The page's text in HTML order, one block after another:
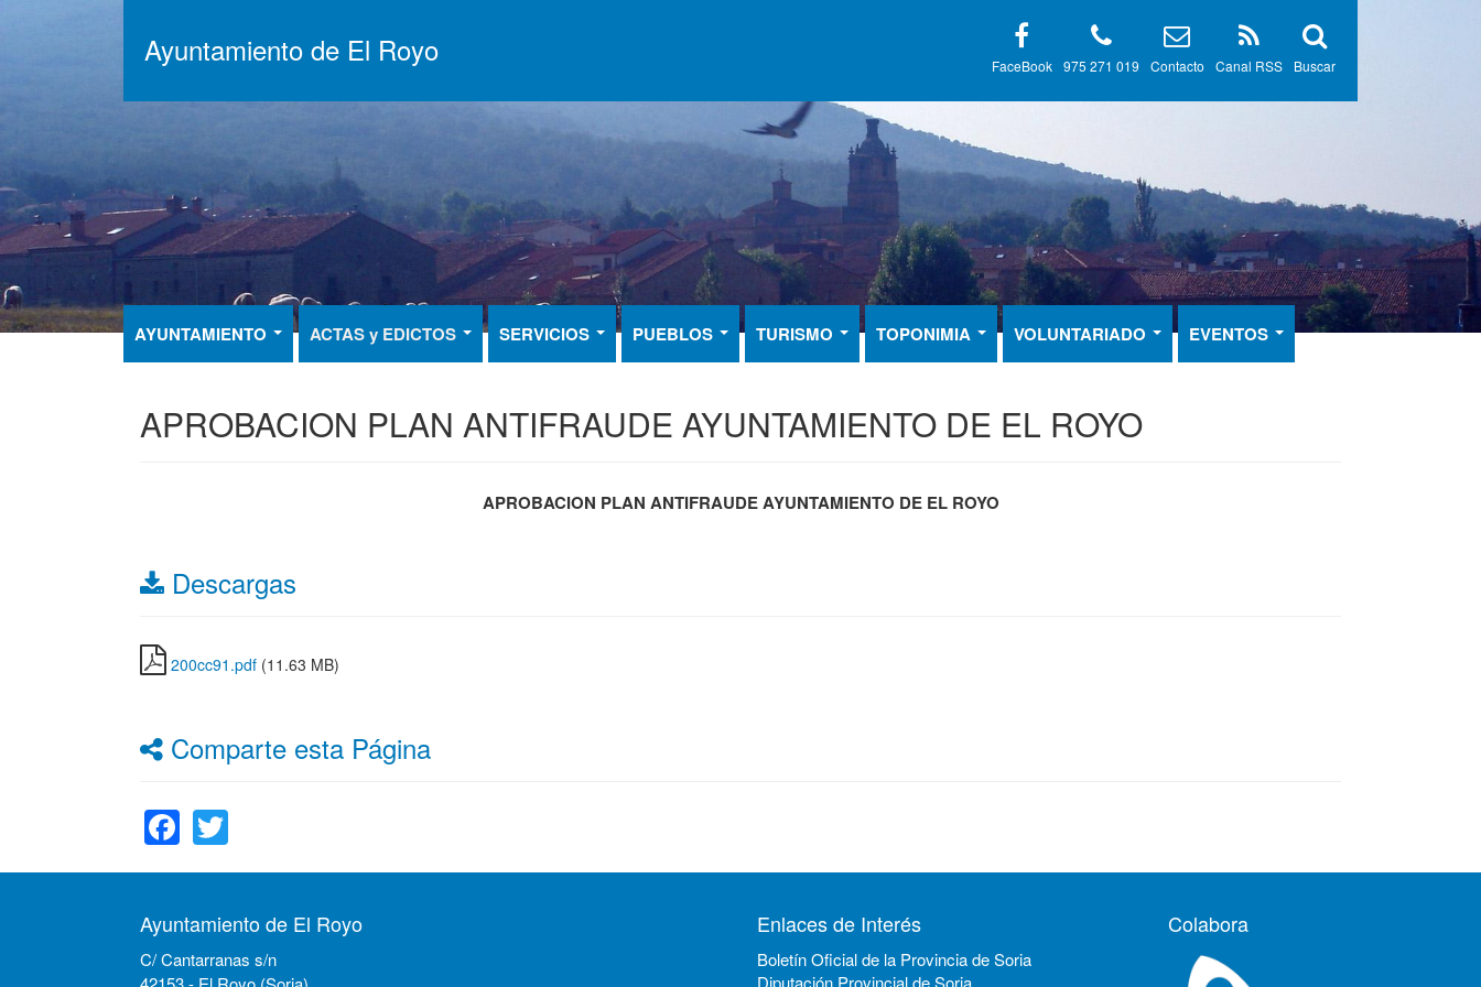
Ayuntamiento de El Royo Buscar
Canal RSS
Contacto
975 271 019
FaceBook
AYUNTAMIENTO ACTAS y EDICTOS SERVICIOS PUEBLOS TURISMO TOPONIMIA VOLUNTARIADO EVENTOS
APROBACION PLAN ANTIFRAUDE AYUNTAMIENTO DE EL ROYO
APROBACION PLAN ANTIFRAUDE AYUNTAMIENTO DE EL ROYO
Descargas
200cc91.pdf (11.63 MB)
Comparte esta Página
Facebook
Ayuntamiento de El Royo
C/ Cantarranas s/n
Enlaces de Interés
Boletín Oficial de la Provincia de Soria
Diputación Provincial de Soria
Colabora